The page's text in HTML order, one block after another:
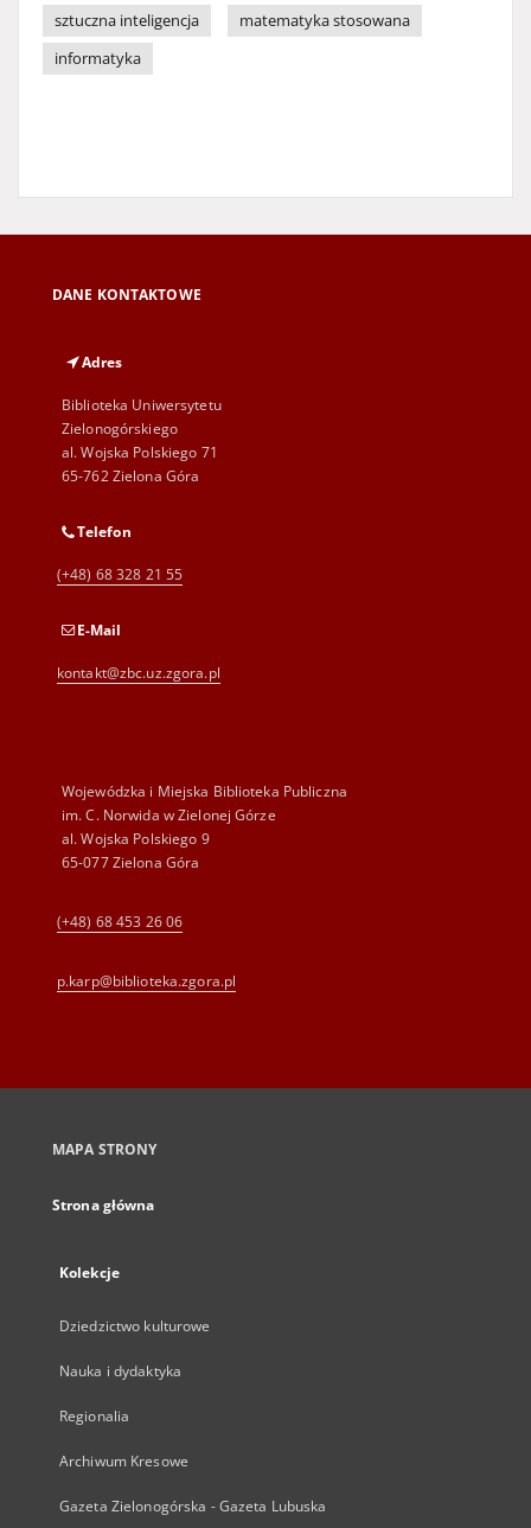
sztuczna inteligencja
matematyka stosowana
informatyka
DANE KONTAKTOWE
Adres
Biblioteka Uniwersytetu
Zielonogórskiego
al. Wojska Polskiego 71
65-762 Zielona Góra
Telefon
(+48) 68 328 21 55
E-Mail
kontakt@zbc.uz.zgora.pl
Wojewódzka i Miejska Biblioteka Publiczna
im. C. Norwida w Zielonej Górze
al. Wojska Polskiego 9
65-077 Zielona Góra
(+48) 68 453 26 06
p.karp@biblioteka.zgora.pl
MAPA STRONY
Strona główna
Kolekcje
Dziedzictwo kulturowe
Nauka i dydaktyka
Regionalia
Archiwum Kresowe
Gazeta Zielonogórska - Gazeta Lubuska